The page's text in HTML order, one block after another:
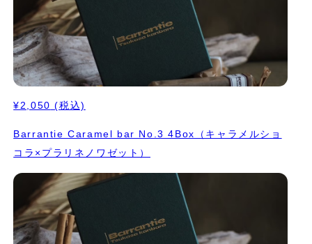
¥2,050 (税込)
Barrantie Caramel bar No.3 4Box（キャラメルショ
コラ×プラリネノワゼット）